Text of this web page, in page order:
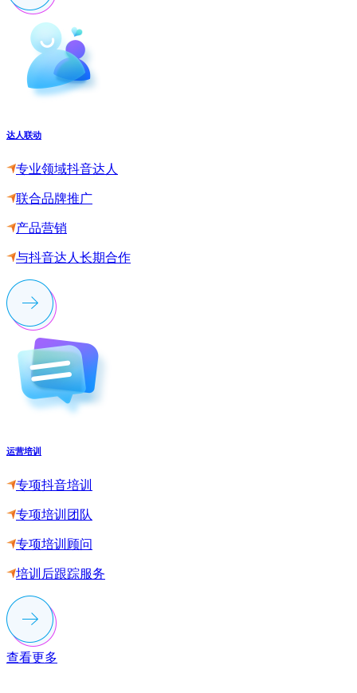
达人联动
专业领域抖音达人
联合品牌推广
产品营销
与抖音达人长期合作
运营培训
专项抖音培训
专项培训团队
专项培训顾问
培训后跟踪服务
查看更多